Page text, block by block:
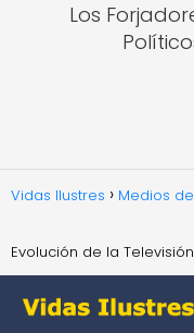
Los
Vidas Ilustres Medios
Evolución de la